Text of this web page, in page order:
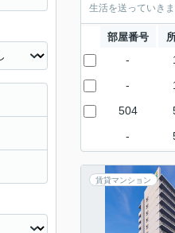
生活を送っていき
部屋番号
-
-
504
-
賃貸マンション